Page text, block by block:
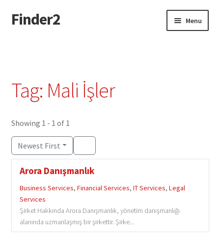
Skip
to
Skip
to
Finder2 Menu
Tag: Mali İşler
Showing 1 - 1 of 1
Newest First
Arora Danışmanlık
Business Services, Financial Services, IT Services, Legal
Services
Şirket Hakkında Arora Danışmanlık, yönetim danışmanlığı
alanında uzmanlaşmış bir şirkettir. Şirke...